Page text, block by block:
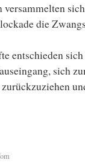
die
entschieden
sich